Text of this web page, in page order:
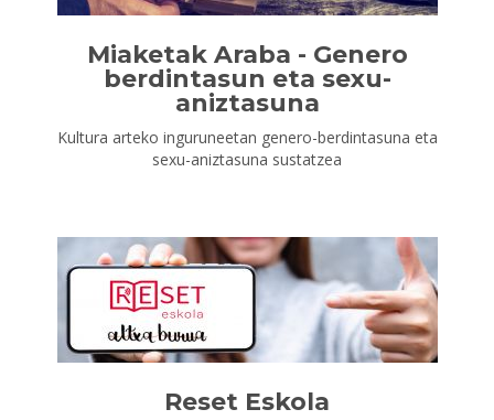
Miaketak Araba - Genero
berdintasun eta sexu-
aniztasuna
Kultura arteko inguruneetan genero-berdintasuna eta
sexu-aniztasuna sustatzea
Reset Eskola